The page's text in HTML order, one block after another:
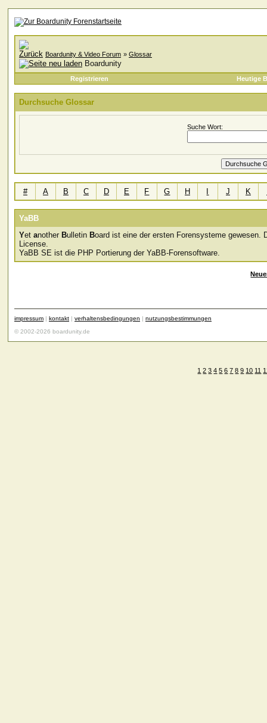
Boardunity & Video Forum » Glossar
Boardunity
Registrieren Heutige
Durchsuche Glossar
Suche Wort:
# A B C D E F G H J K
YaBB
Yet another Bulletin Board ist eine der ersten Forensysteme gewesen.
License.
YaBB SE ist die PHP Portierung der YaBB-Forensoftware.
impressum | kontakt | verhaltensbedingungen | nutzungsbestimmungen
© 2002-2026 boardunity.de
1 2 3 4 5 6 7 8 9 10 11